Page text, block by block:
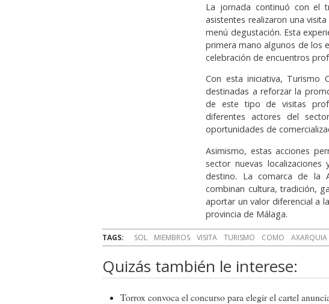
La jornada continuó con el
asistentes realizaron una
menú degustación. Esta
primera mano algunos de los
celebración de encuentros
Con esta iniciativa, Turismo
destinadas a reforzar la
de este tipo de visitas
diferentes actores del
oportunidades de
Asimismo, estas acciones
sector nuevas
destino. La comarca de la
combinan cultura, tradición,
aportar un valor diferencial a
provincia de Málaga.
TAGS: SOL MIEMBROS VISITA TURISMO COMO AXARQUIA
Quizás también le interese:
Torrox convoca el concurso para elegir el cartel